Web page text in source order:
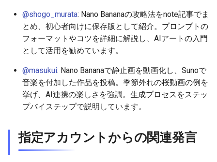
2026-06-02
2026-05-31
2026-05-30
2026-05-28
2025-11-17
2025-11-15
2025-11-14
2025-11-12
2026-06-02
2026-05-31
2026-05-30
2026-05-28
2025-11-17
2025-11-15
2025-11-14
2025-11-12
2026-05-30
2026-05-29
2026-05-28
2026-05-27
2026-05-25
2026-05-29
2026-05-27
2026-05-26
2026-05-24
2025-11-17
2025-11-15
2025-11-14
2025-11-12
2026-06-02
2026-05-31
2026-05-30
2026-05-28
@shogo_murata: Nano Bananaの攻略法をnote記事でま
とめ、初心者向けに保存版として紹介。プロンプトの
フォーマットやコツを詳細に解説し、AIアートの入門
として活用を勧めています。
@masukui: Nano Bananaで静止画を動画化し、Sunoで
音楽を付加した作品を投稿。季節外れの桜動画の例を
挙げ、AI連携の楽しさを強調。生成プロセスをステッ
プバイステップで説明しています。
指定アカウントからの関連発言